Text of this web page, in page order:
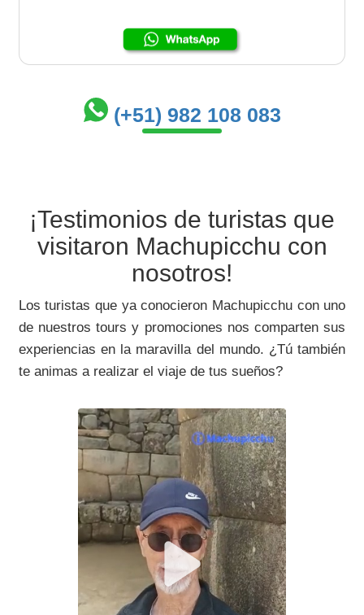
(+51) 982 108 083
¡Testimonios de turistas que
visitaron Machupicchu con
nosotros!
Los turistas que ya conocieron Machupicchu con uno
de nuestros tours y promociones nos comparten sus
experiencias en la maravilla del mundo. ¿Tú también
te animas a realizar el viaje de tus sueños?